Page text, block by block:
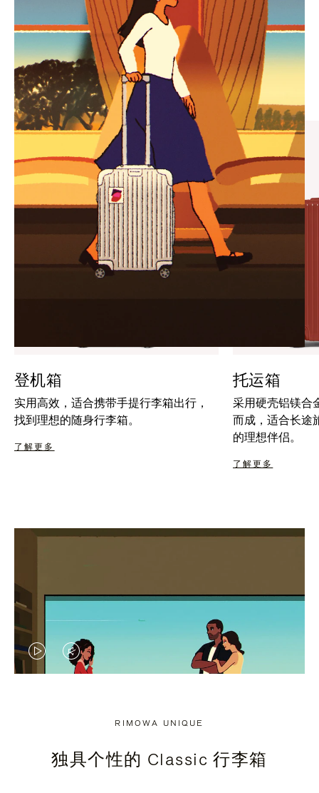
暂
停，
请
按
下
暂
已
静
音，
请
点
击
按
钮
取
消
静
臻礼指南
寻觅心仪的出行伴侣，与您共
享缤纷旅程
登机箱
实用高效，适合携带手提行李箱出行，
找到理想的随身行李箱。
了解更多
托运箱
采用硬壳铝镁合
而成，适合长途
的理想伴侣。
了解更多
视
停，
视
音，
RIMOWA UNIQUE
独具个性的 Classic 行李箱